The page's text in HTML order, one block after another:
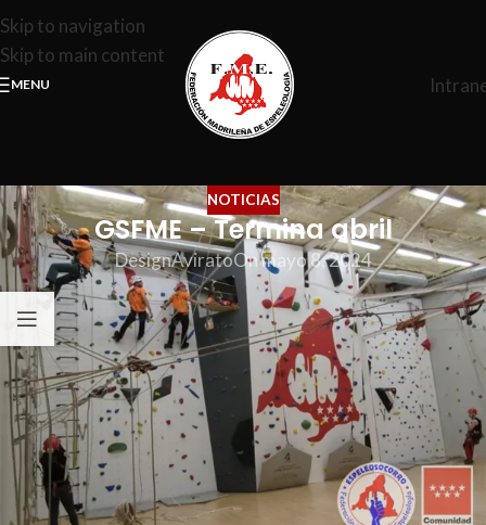
Skip to navigation
Skip to main content
MENU
NOTICIAS
GSFME – Termina abril
DesignAviratoOn mayo 8, 2024
Última jornada de entrenamiento del mes de Abril, la cual
dedicamos a movilizar camilla, practicando las técnicas que
hemos visto en las jornadas anteriores.
Aunque somos conscientes de que un espeleodromo no es lo
mismo que una cavidad, nos está dando mucho servicio el
poder ver todo el proceso de las maniobras.
Espeleosocorro madrileño, siempre apostando por la